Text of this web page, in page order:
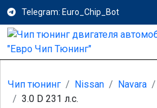
Telegram: Euro_Chip_Bot
Чип тюнинг Nissan Navara
3.0 D 231 л.с.